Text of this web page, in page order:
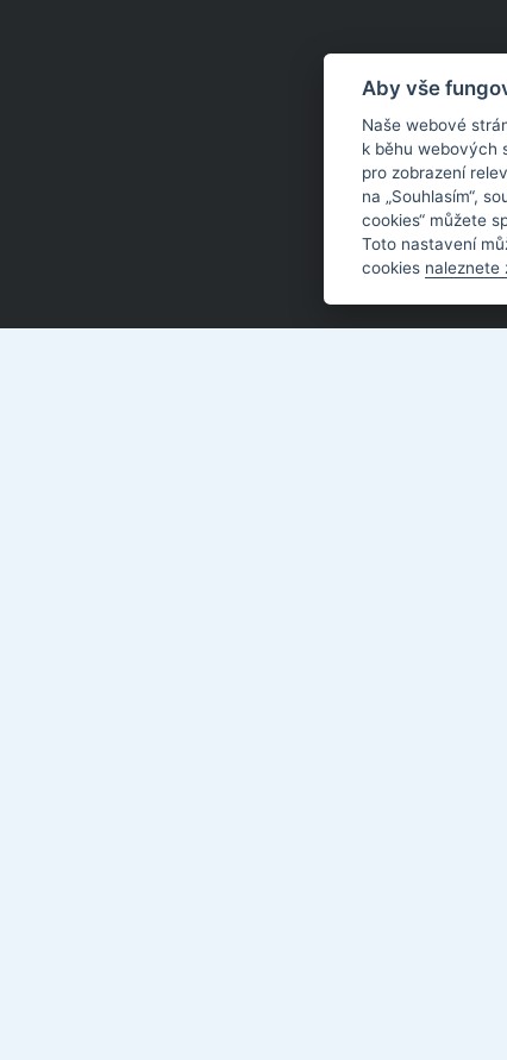
Aby vše
Naše webové
k běhu webových
pro zobrazení
na „Souhlasím“,
cookies“ můžete
Toto nastavení
cookies naleznete